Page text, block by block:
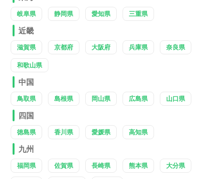
岐阜県 静岡県 愛知県 三重県
近畿
滋賀県 京都府 大阪府 兵庫県 奈良県
和歌山県
中国
鳥取県 島根県 岡山県 広島県 山口県
四国
徳島県 香川県 愛媛県 高知県
九州
福岡県 佐賀県 長崎県 熊本県 大分県